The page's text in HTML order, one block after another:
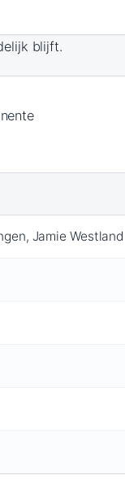
blijft.
Jamie Westland